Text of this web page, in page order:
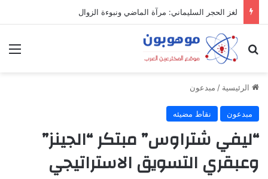
لغز الحجر السليماني: مرآة الماضي ونبوءة الزوال
بحث عن
الرئيسية / مبدعون
مبدعون نقاط مضيئه
“ليفي شتراوس” مبتكر “الجينز”
وعبقري التسويق الاستراتيجي